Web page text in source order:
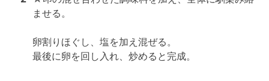
ませる。
卵割りほぐし、塩を加え混ぜる。
最後に卵を回し入れ、炒めると完成。